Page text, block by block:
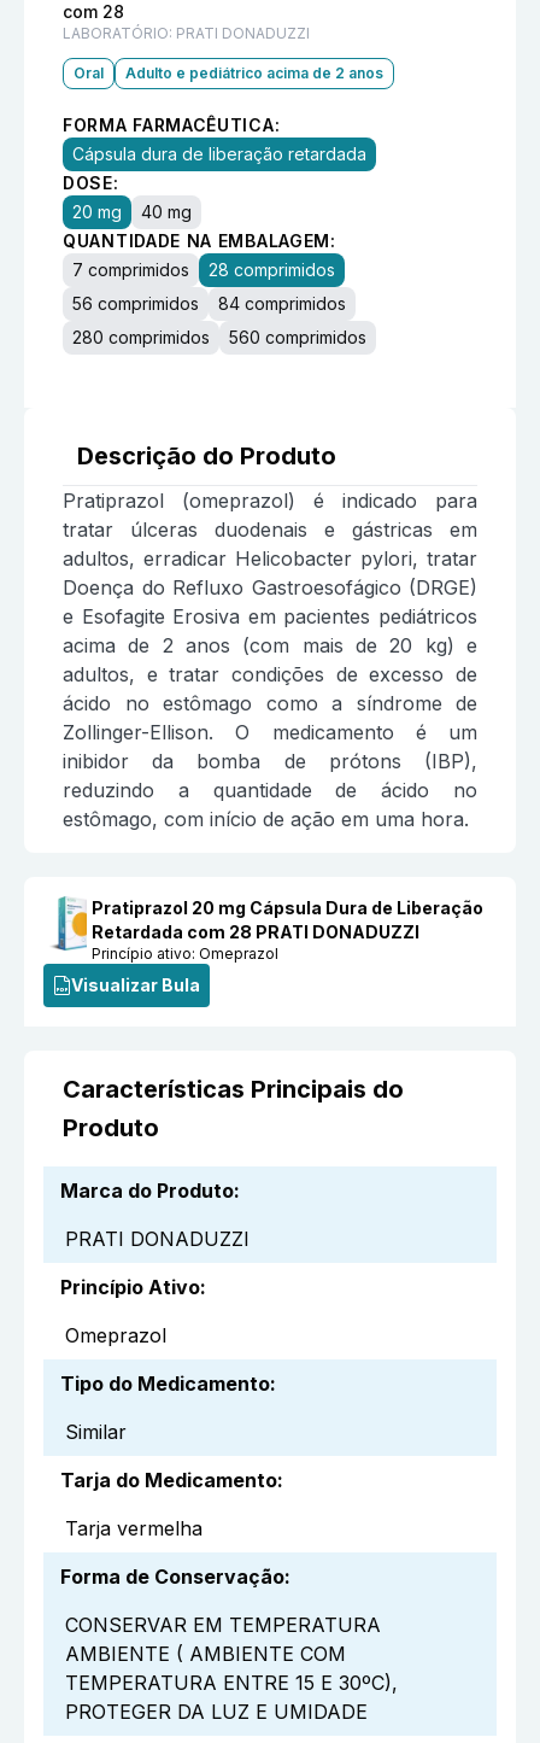
com 28
LABORATÓRIO: PRATI DONADUZZI
Oral Adulto e pediátrico acima de 2 anos
FORMA FARMACÊUTICA:
Cápsula dura de liberação retardada
DOSE:
20 mg
40 mg
QUANTIDADE NA EMBALAGEM:
7 comprimidos
28 comprimidos
56 comprimidos
84 comprimidos
280 comprimidos
560 comprimidos
Descrição do Produto
Pratiprazol (omeprazol) é indicado para
tratar úlceras duodenais e gástricas em
adultos, erradicar Helicobacter pylori, tratar
Doença do Refluxo Gastroesofágico (DRGE)
e Esofagite Erosiva em pacientes pediátricos
acima de 2 anos (com mais de 20 kg) e
adultos, e tratar condições de excesso de
ácido no estômago como a síndrome de
Zollinger-Ellison. O medicamento é um
inibidor da bomba de prótons (IBP),
reduzindo a quantidade de ácido no
estômago, com início de ação em uma hora.
Pratiprazol 20 mg Cápsula Dura de Liberação
Retardada com 28 PRATI DONADUZZI
Princípio ativo:Omeprazol
Visualizar Bula
Características Principais do
Produto
Marca do Produto:
PRATI DONADUZZI
Princípio Ativo:
Omeprazol
Tipo do Medicamento:
Similar
Tarja do Medicamento:
Tarja vermelha
Forma de Conservação:
CONSERVAR EM TEMPERATURA
AMBIENTE ( AMBIENTE COM
TEMPERATURA ENTRE 15 E 30ºC),
PROTEGER DA LUZ E UMIDADE